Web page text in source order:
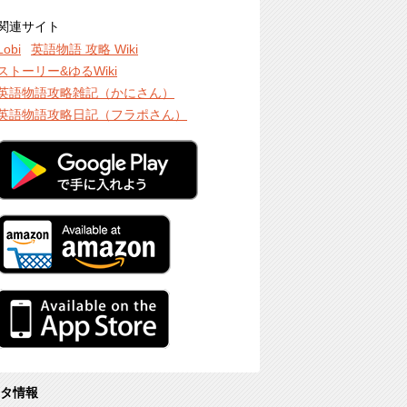
連サイト
英語物語 攻略 Wiki
トーリー&ゆるWiki
語物語攻略雑記（かにさん）
語物語攻略日記（フラポさん）
情報